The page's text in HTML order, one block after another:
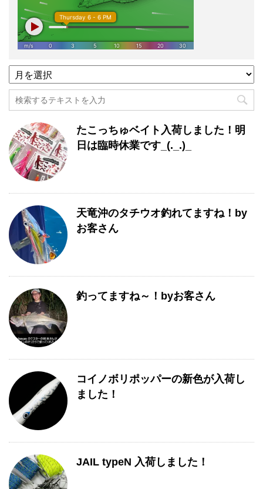
過
去
記
事
別
一
覧
たこっちゅベイト入荷しました！明
日は臨時休業です_(._.)_
天竜沖のタチウオ釣れてますね！by
お客さん
釣ってますね～！byお客さん
コイノボリポッパーの新色が入荷し
ました！
JAIL typeN 入荷しました！